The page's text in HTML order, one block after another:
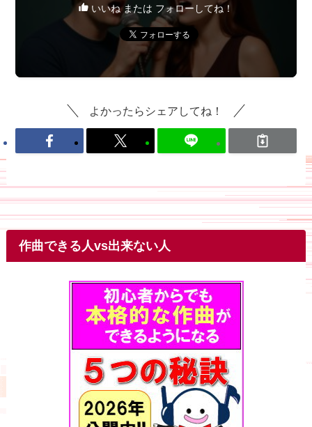
いいね または フォローしてね！
よかったらシェアしてね！
作曲できる人vs出来ない人